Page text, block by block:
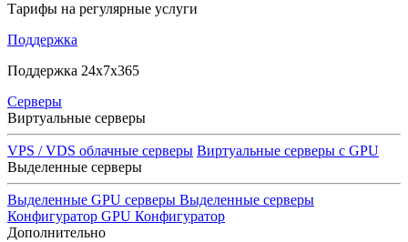
Тарифы на регулярные услуги
Поддержка
Поддержка 24x7x365
Серверы
Виртуальные серверы
VPS / VDS облачные серверы Виртуальные серверы с GPU
Выделенные серверы
Выделенные GPU серверы Выделенные серверы
Конфигуратор GPU Конфигуратор
Дополнительно